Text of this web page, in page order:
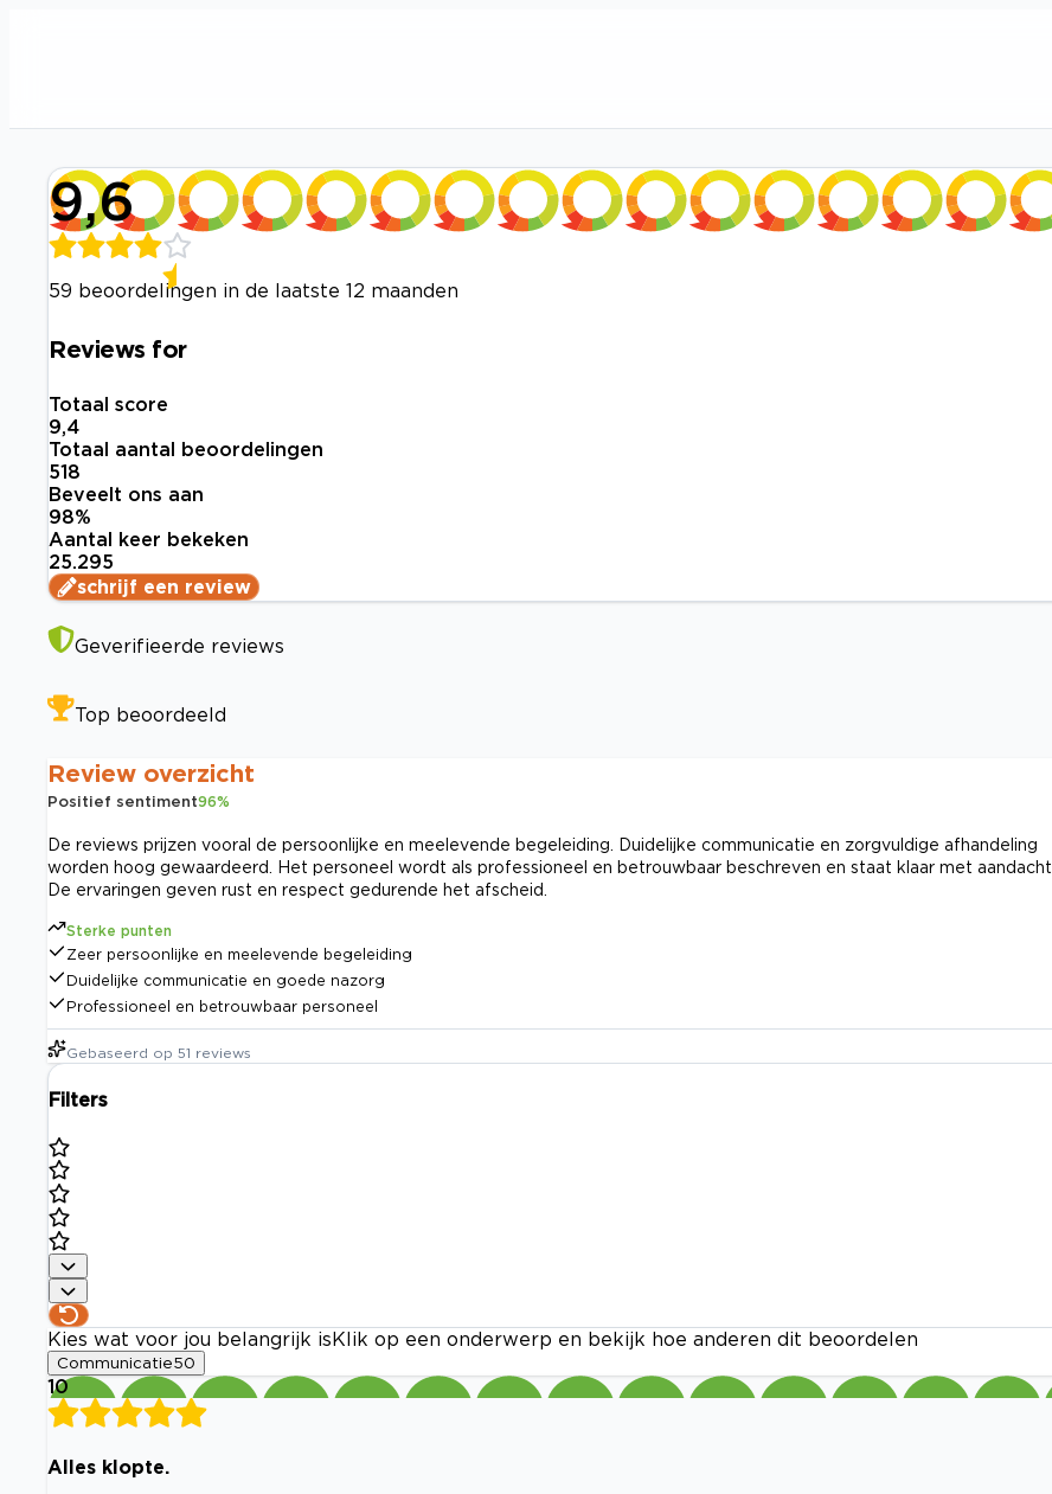
9,6
59 beoordelingen in de laatste 12 maanden
Reviews for
Totaal score
9,4
Totaal aantal beoordelingen
518
Beveelt ons aan
98%
Aantal keer bekeken
25.295
schrijf een review
Geverifieerde reviews
Top beoordeeld
Review overzicht
Positief sentiment96%
De reviews prijzen vooral de persoonlijke en meelevende begeleiding. Duidelijke communicatie en zorgvuldige afhandeling
worden hoog gewaardeerd. Het personeel wordt als professioneel en betrouwbaar beschreven en staat klaar met aandacht.
De ervaringen geven rust en respect gedurende het afscheid.
Sterke punten
Zeer persoonlijke en meelevende begeleiding
Duidelijke communicatie en goede nazorg
Professioneel en betrouwbaar personeel
Gebaseerd op 51 reviews
Filters
Kies wat voor jou belangrijk is Klik op een onderwerp en bekijk hoe anderen dit beoordelen
Communicatie50
10
Alles klopte.